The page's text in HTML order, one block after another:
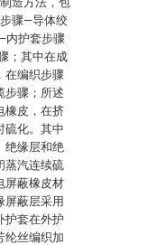
骤—导体绞
内护套步骤
；其中在成
在编织步骤
步骤；所述
橡皮，在挤
硫化。其中
绝缘层和绝
蒸汽连续硫
屏蔽橡皮材
屏蔽层采用
护套在外护
纶丝编织加